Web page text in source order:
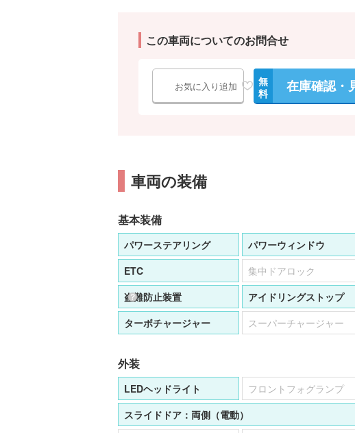
この車両についてのお問合せ
お気に入り追加
無
料
在庫確認・
車両の装備
基本装備
パワーステアリング パワーウィンドウ
ETC
集中ドアロック
盗難防止装置
アイドリングストップ
ターボチャージャー
スーパーチャージャー
外装
LEDヘッドライト フロントフォグランプ
スライドドア： 両側（電動）